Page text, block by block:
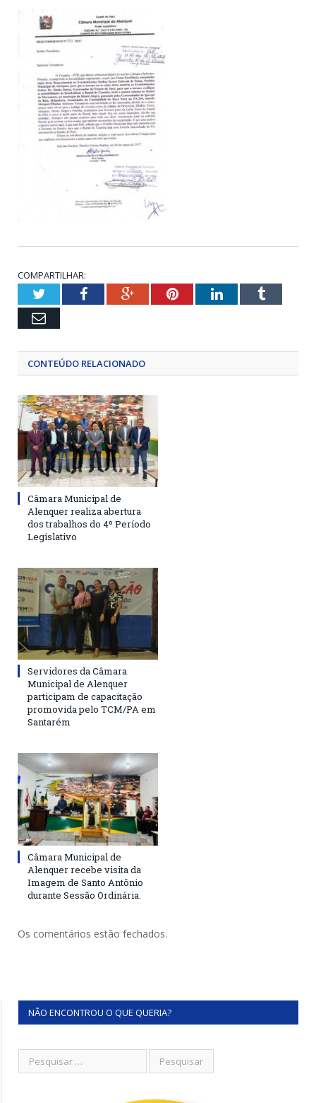
COMPARTILHAR:
TwitterFacebookGoogle+PinterestLinkedInTumblr
Email
CONTEÚDO RELACIONADO
Câmara Municipal de
Alenquer realiza abertura
dos trabalhos do 4º Período
Legislativo
Servidores da Câmara
Municipal de Alenquer
participam de capacitação
promovida pelo TCM/PA em
Santarém
Câmara Municipal de
Alenquer recebe visita da
Imagem de Santo Antônio
durante Sessão Ordinária.
Os comentários estão fechados.
NÃO ENCONTROU O QUE QUERIA?